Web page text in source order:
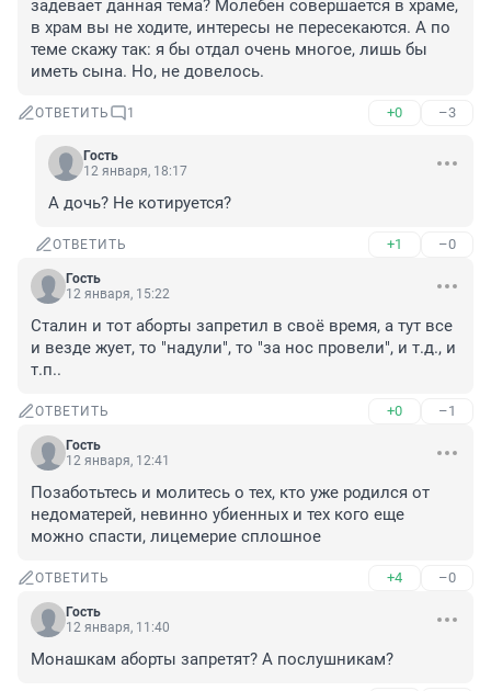
задевает данная тема? Молебен совершается в храме,
в храм вы не ходите, интересы не пересекаются. А по
теме скажу так: я бы отдал очень многое, лишь бы
иметь сына. Но, не довелось.
ОТВЕТИТЬ 1 +0 –3
Гость
12 января, 18:17
А дочь? Не котируется?
ОТВЕТИТЬ +1 –0
Гость
12 января, 15:22
Сталин и тот аборты запретил в своё время, а тут все
и везде жует, то "надули", то "за нос провели", и т.д., и
т.п..
ОТВЕТИТЬ +0 –1
Гость
12 января, 12:41
Позаботьтесь и молитесь о тех, кто уже родился от
недоматерей, невинно убиенных и тех кого еще
можно спасти, лицемерие сплошное
ОТВЕТИТЬ +4 –0
Гость
12 января, 11:40
Монашкам аборты запретят? А послушникам?